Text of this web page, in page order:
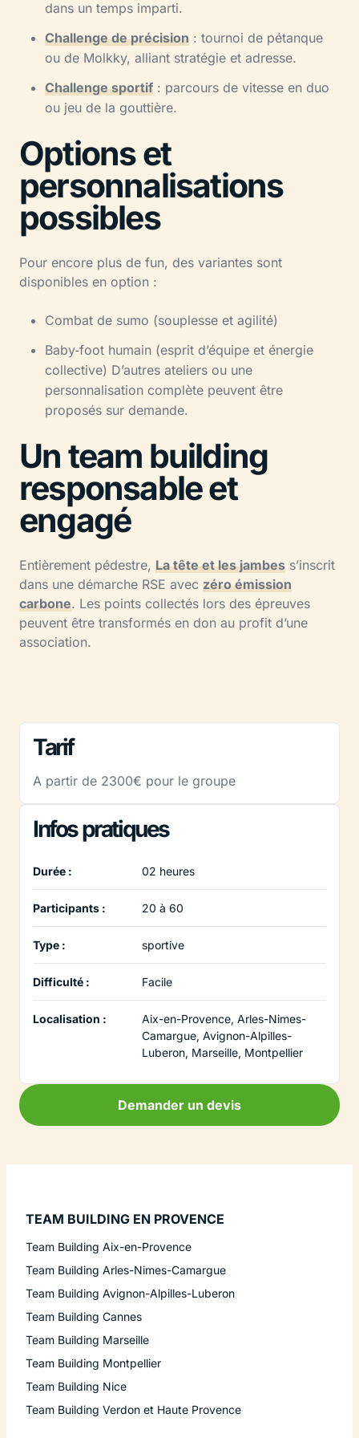
dans un temps imparti.
Challenge de précision : tournoi de pétanque
ou de Molkky, alliant stratégie et adresse.
Challenge sportif : parcours de vitesse en duo
ou jeu de la gouttière.
Options et
personnalisations
possibles
Pour encore plus de fun, des variantes sont
disponibles en option :
Combat de sumo (souplesse et agilité)
Baby‑foot humain (esprit d’équipe et énergie
collective) D’autres ateliers ou une
personnalisation complète peuvent être
proposés sur demande.
Un team building
responsable et
engagé
Entièrement pédestre, La tête et les jambes s’inscrit
dans une démarche RSE avec zéro émission
carbone. Les points collectés lors des épreuves
peuvent être transformés en don au profit d’une
association.
Tarif
A partir de 2300€ pour le groupe
Infos pratiques
Durée : 02 heures
Participants : 20 à 60
Type : sportive
Difficulté : Facile
Localisation :
Aix-en-Provence, Arles-Nimes-
Camargue, Avignon-Alpilles-
Luberon, Marseille, Montpellier
Demander un devis
TEAM BUILDING EN PROVENCE
Team Building Aix-en-Provence
Team Building Arles-Nimes-Camargue
Team Building Avignon-Alpilles-Luberon
Team Building Cannes
Team Building Marseille
Team Building Montpellier
Team Building Nice
Team Building Verdon et Haute Provence